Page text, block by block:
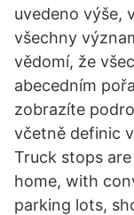
uvedeno výše,
všechny
vědomí, že
abecedním
zobrazíte
včetně definic
Truck stops
home, with
parking lots,